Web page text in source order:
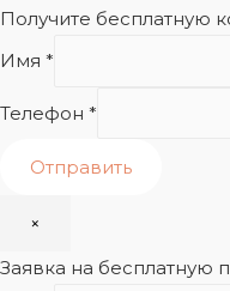
Получите бесплатную
Имя *
Телефон *
Отправить
×
Заявка на бесплатную